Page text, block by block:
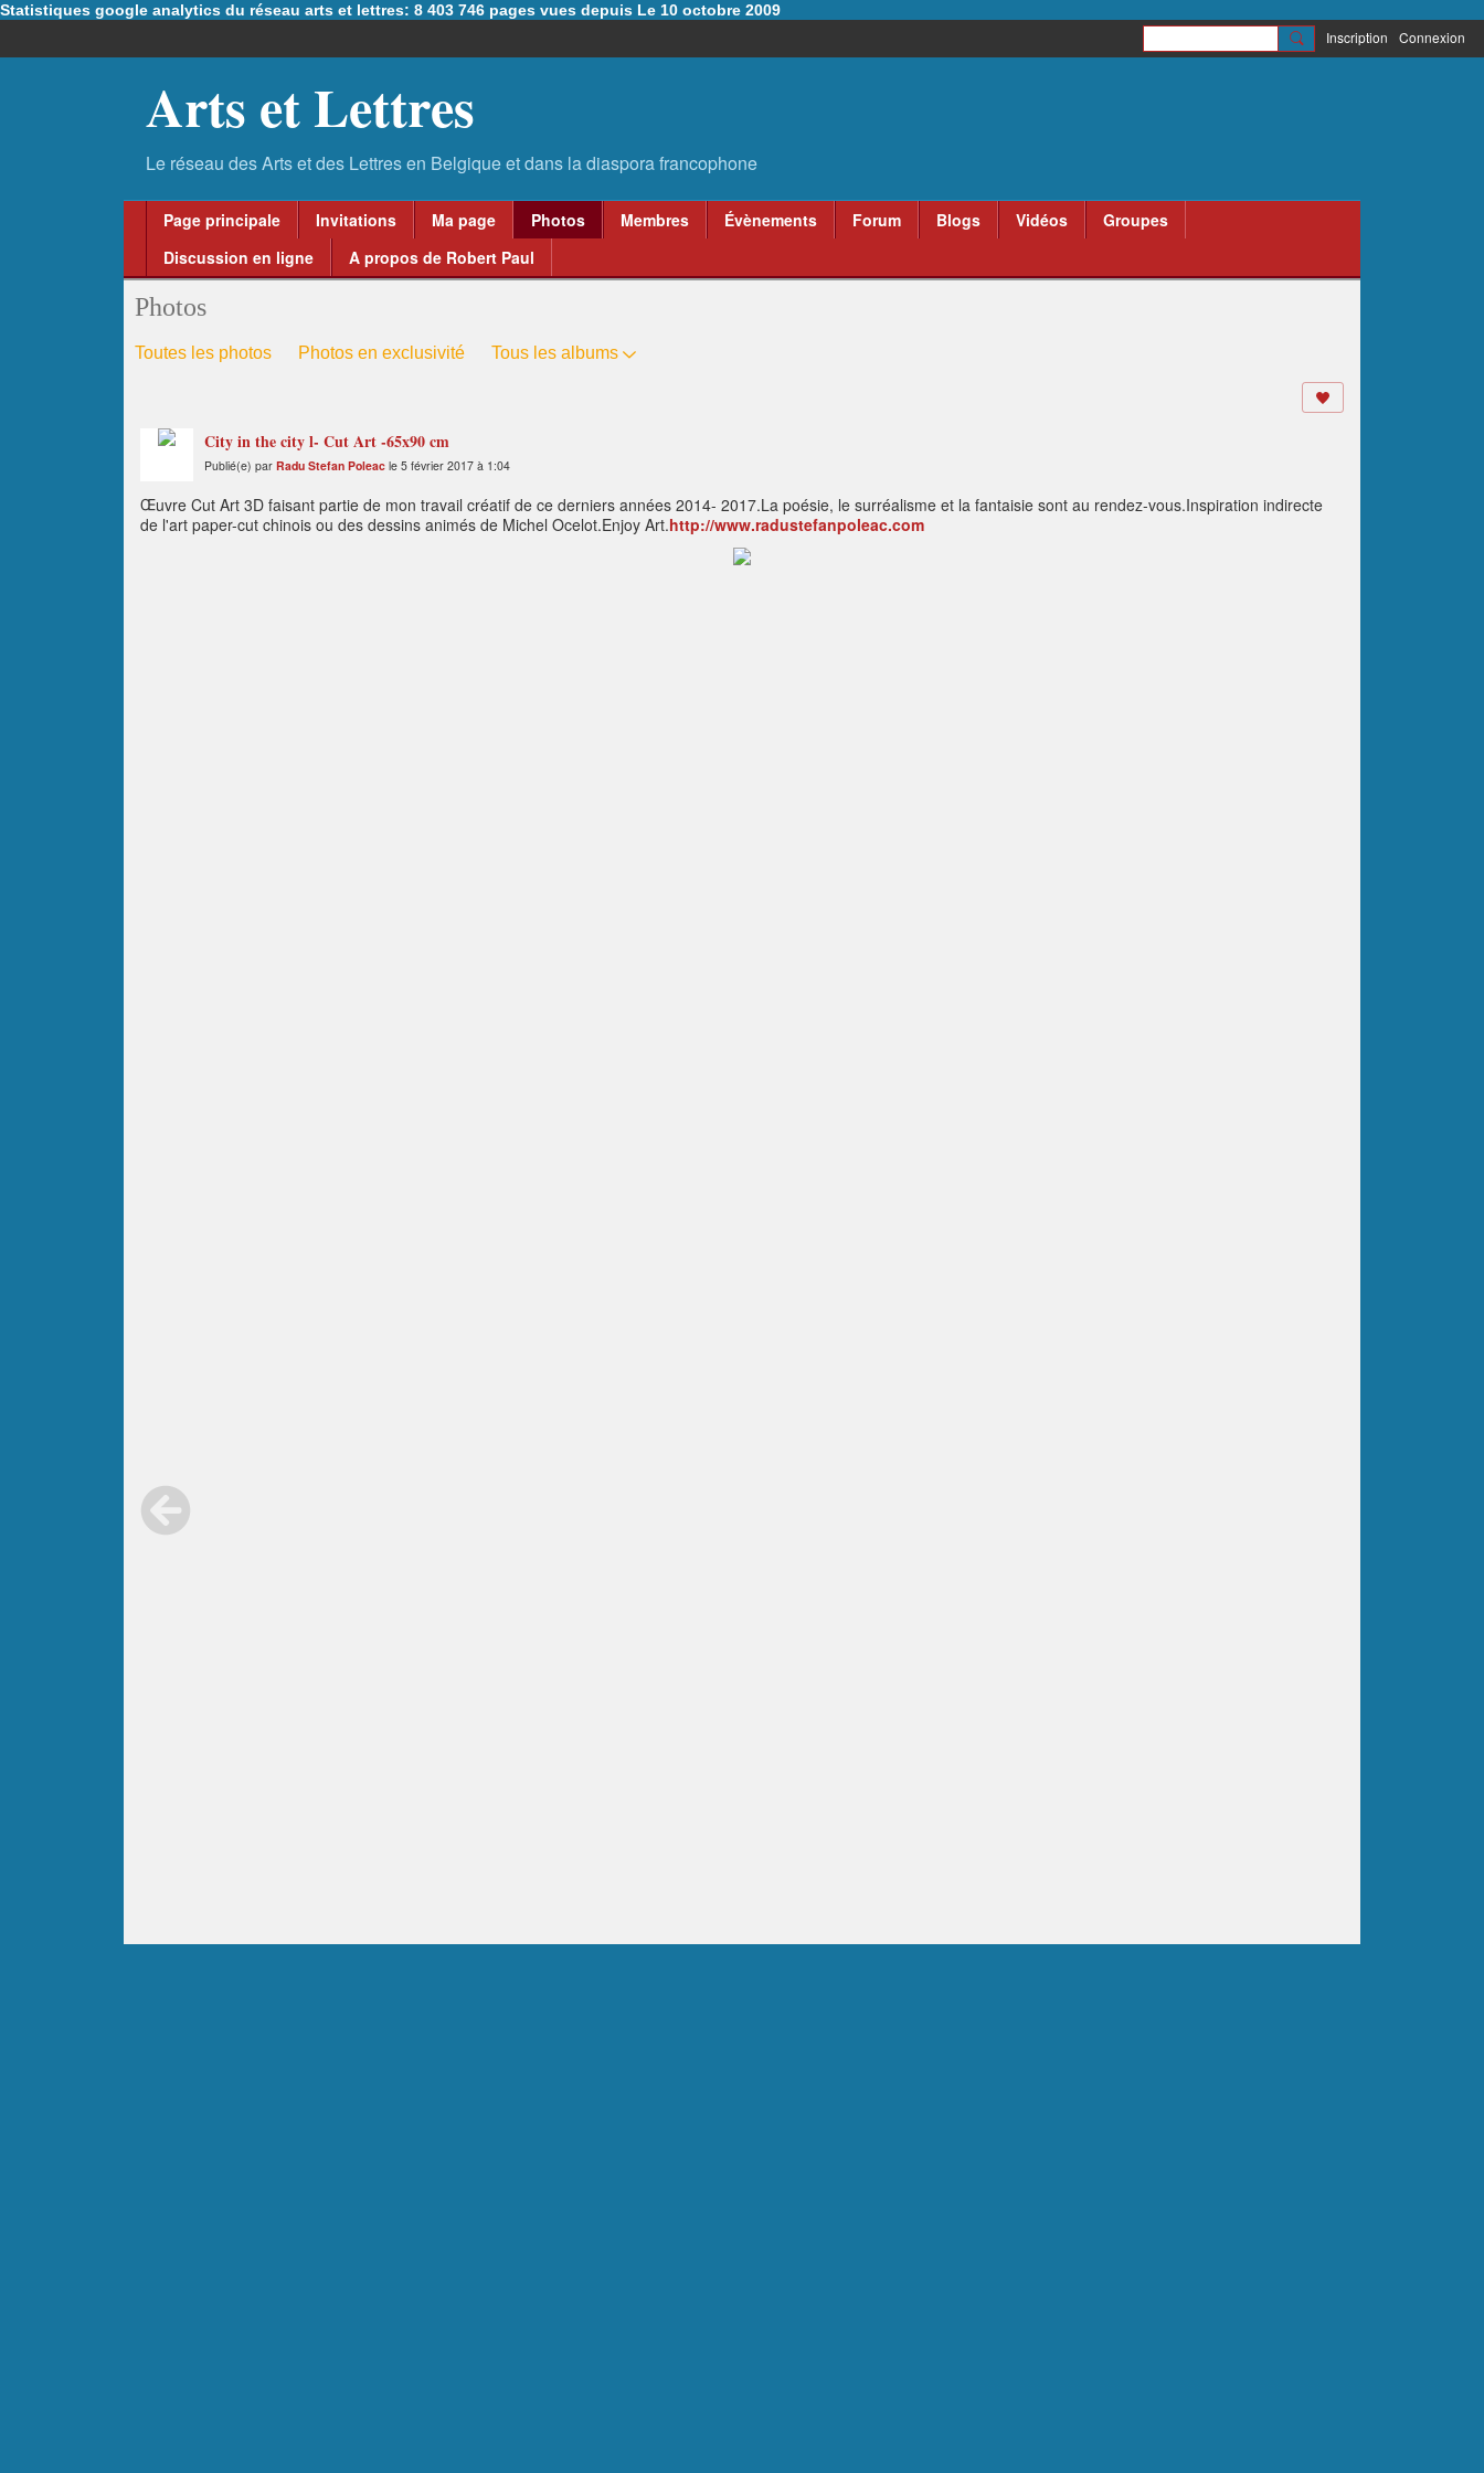
Statistiques google analytics du réseau arts et lettres: 8 403 746 pages vues depuis Le 10 octobre 2009
Inscription Connexion
Arts et Lettres
Page principale Invitations Ma page Photos Membres Évènements Forum Blogs Vidéos
Groupes
Discussion en ligne
A propos de Robert Paul
Photos
Toutes les photos Photos en exclusivité Tous les albums
City in the city l- Cut Art -65x90 cm
Publié(e) par Radu Stefan Poleac le 5 février 2017 à 1:04
Œuvre Cut Art 3D faisant partie de mon travail créatif de ce derniers années 2014- 2017.La poésie, le surréalisme et la fantaisie sont au rendez-vous.Inspiration indirecte
de l'art paper-cut chinois ou des dessins animés de Michel Ocelot.Enjoy Art.http://www.radustefanpoleac.com